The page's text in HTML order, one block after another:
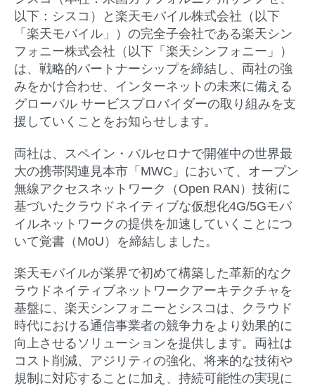
以下：シスコ）と楽天モバイル株式会社（以下
「楽天モバイル」）の完全子会社である楽天シン
フォニー株式会社（以下「楽天シンフォニー」）
は、戦略的パートナーシップを締結し、両社の強
みをかけ合わせ、インターネットの未来に備える
グローバル サービスプロバイダーの取り組みを支
援していくことをお知らせします。
両社は、スペイン・バルセロナで開催中の世界最
大の携帯関連見本市「MWC」において、オープン
無線アクセスネットワーク（Open RAN）技術に
基づいたクラウドネイティブな仮想化4G/5Gモバ
イルネットワークの提供を加速していくことにつ
いて覚書（MoU）を締結しました。
楽天モバイルが業界で初めて構築した革新的なク
ラウドネイティブネットワークアーキテクチャを
基盤に、楽天シンフォニーとシスコは、クラウド
時代における通信事業者の競争力をより効果的に
向上させるソリューションを提供します。両社は
コスト削減、アジリティの強化、将来的な技術や
規制に対応することに加え、持続可能性の実現に